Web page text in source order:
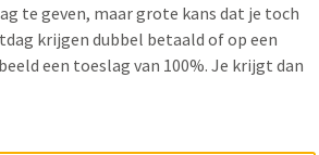
te geven, maar grote kans dat je toch
krijgen dubbel betaald of op een
een toeslag van 100%. Je krijgt dan